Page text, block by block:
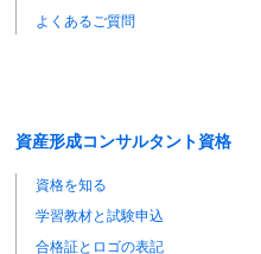
よくあるご質問
資産形成コンサルタント資格
資格を知る
学習教材と試験申込
合格証とロゴの表記